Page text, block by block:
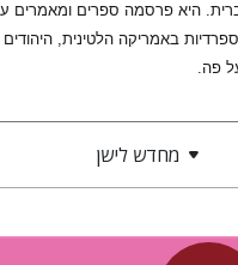
היא פרסמה ספרים ומאמרים
באמריקה הלטינית,
פה.
מחדש לישן